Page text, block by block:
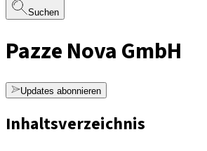
Suchen
Pazze Nova GmbH
Updates abonnieren
Inhaltsverzeichnis